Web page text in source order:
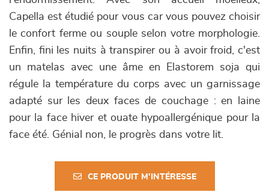
Capella est étudié pour vous car vous pouvez choisir
le confort ferme ou souple selon votre morphologie.
Enfin, fini les nuits à transpirer ou à avoir froid, c'est
un matelas avec une âme en Elastorem soja qui
régule la température du corps avec un garnissage
adapté sur les deux faces de couchage : en laine
pour la face hiver et ouate hypoallergénique pour la
face été. Génial non, le progrès dans votre lit.
CE PRODUIT M'INTÉRESSE